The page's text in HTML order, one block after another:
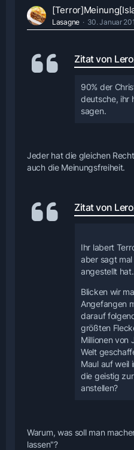
Lasagne 30. Januar
Zitat von
90% der
deutsche, ihr
sagen.
Jeder hat die gleichen
auch die Meinungsfreiheit.
Zitat von
Ihr labert
aber sagt
angestellt hat.
Blicken wir
Angefangen
darauf
größten
Millionen von
Welt
Maul auf weil
die geistig
anstellen?
Warum, was soll man
lassen"?